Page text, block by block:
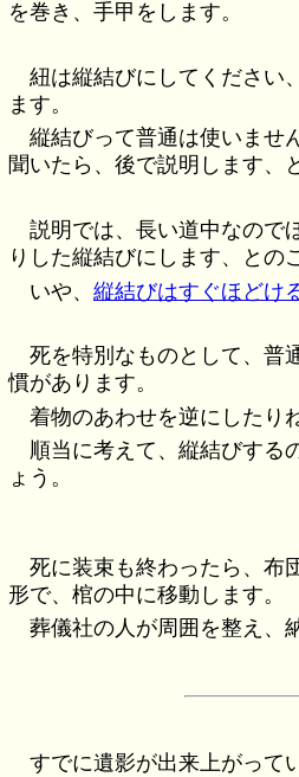
を巻き、手甲をします。
紐は縦結びにしてください
ます。
縦結びって普通は使いま
聞いたら、後で説明します、
説明では、長い道中なので
りした縦結びにします、との
いや、縦結びはすぐほどけ
死を特別なものとして、普
慣があります。
着物のあわせを逆にしたり
順当に考えて、縦結びする
ょう。
死に装束も終わったら、布
形で、棺の中に移動します。
葬儀社の人が周囲を整え、
すでに遺影が出来上がって